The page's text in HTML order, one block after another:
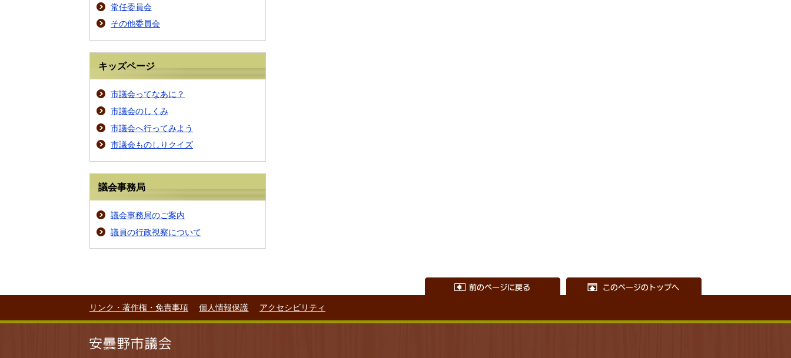
常任委員会
その他委員会
キッズページ
市議会ってなあに？
市議会のしくみ
市議会へ行ってみよう
市議会ものしりクイズ
議会事務局
議会事務局のご案内
議員の行政視察について
リンク・著作権・免責事項 個人情報保護 アクセシビリティ